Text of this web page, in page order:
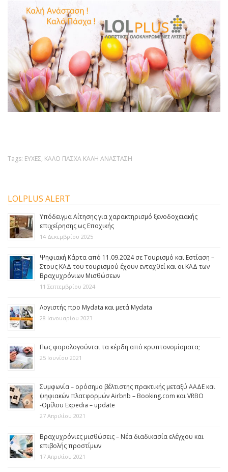
Tags: ΕΥΧΕΣ, ΚΑΛΟ ΠΑΣΧΑ ΚΑΛΗ ΑΝΑΣΤΑΣΗ
LOLPLUS ALERT
Yπόδειγμα Aίτησης για χαρακτηρισμό ξενοδοχειακής
επιχείρησης ως Εποχικής
14 Δεκεμβρίου 2025
Ψηφιακή Κάρτα από 11.09.2024 σε Τουρισμό και Εστίαση –
Στους ΚΑΔ του τουρισμού έχουν ενταχθεί και οι ΚΑΔ των
Βραχυχρόνιων Μισθώσεων
11 Σεπτεμβρίου 2024
Λογιστής προ Mydata και μετά Mydata
28 Ιανουαρίου 2023
Πως φορολογούνται τα κέρδη από κρυπτονομίσματα;
25 Ιουνίου 2021
Συμφωνία – ορόσημο βέλτιστης πρακτικής μεταξύ ΑΑΔΕ και
ψηφιακών πλατφορμών Airbnb – Booking.com και VRBO
-Ομίλου Expedia – update
27 Απριλίου 2021
Βραχυχρόνιες μισθώσεις – Νέα διαδικασία ελέγχου και
επιβολής προστίμων
17 Απριλίου 2021